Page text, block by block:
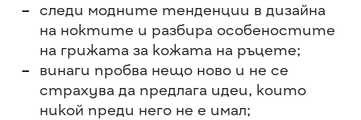
следи модните тенденции в дизайна
на ноктите и разбира особеностите
на грижата за кожата на ръцете;
винаги пробва нещо ново и не се
страхува да предлага идеи, които
никой преди него не е имал;